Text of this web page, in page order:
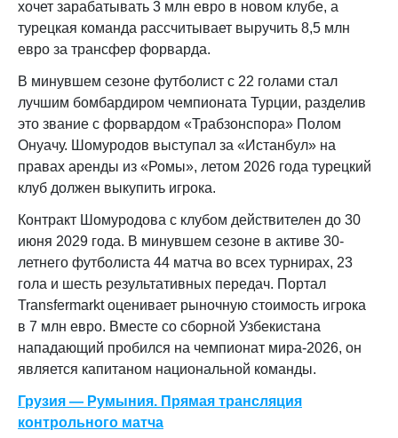
хочет зарабатывать 3 млн евро в новом клубе, а
турецкая команда рассчитывает выручить 8,5 млн
евро за трансфер форварда.
В минувшем сезоне футболист с 22 голами стал
лучшим бомбардиром чемпионата Турции, разделив
это звание с форвардом «Трабзонспора» Полом
Онуачу. Шомуродов выступал за «Истанбул» на
правах аренды из «Ромы», летом 2026 года турецкий
клуб должен выкупить игрока.
Контракт Шомуродова с клубом действителен до 30
июня 2029 года. В минувшем сезоне в активе 30-
летнего футболиста 44 матча во всех турнирах, 23
гола и шесть результативных передач. Портал
Transfermarkt оценивает рыночную стоимость игрока
в 7 млн евро. Вместе со сборной Узбекистана
нападающий пробился на чемпионат мира-2026, он
является капитаном национальной команды.
Грузия — Румыния. Прямая трансляция
контрольного матча